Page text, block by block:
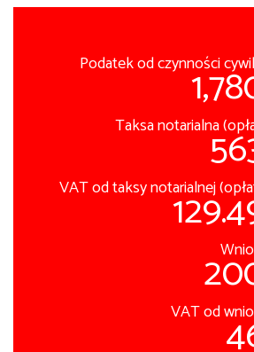
Podatek od czynności
Taksa notarialna
VAT od taksy notarialnej
VAT od